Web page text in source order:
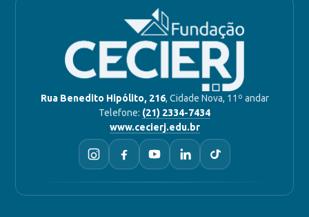
Rua Benedito Hipólito, 216, Cidade Nova, 11º andar
Telefone: (21) 2334-7434
www.cecierj.edu.br